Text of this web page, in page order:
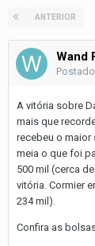
ANTERIOR
Wand
Postado
A vitória sobre
mais que
recebeu o maior
meia o que foi
500 mil (cerca
vitória. Cormier
234 mil).
Confira as